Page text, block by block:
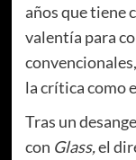
años que tiene
valentía para
la crítica como
Tras un
con Glass,el